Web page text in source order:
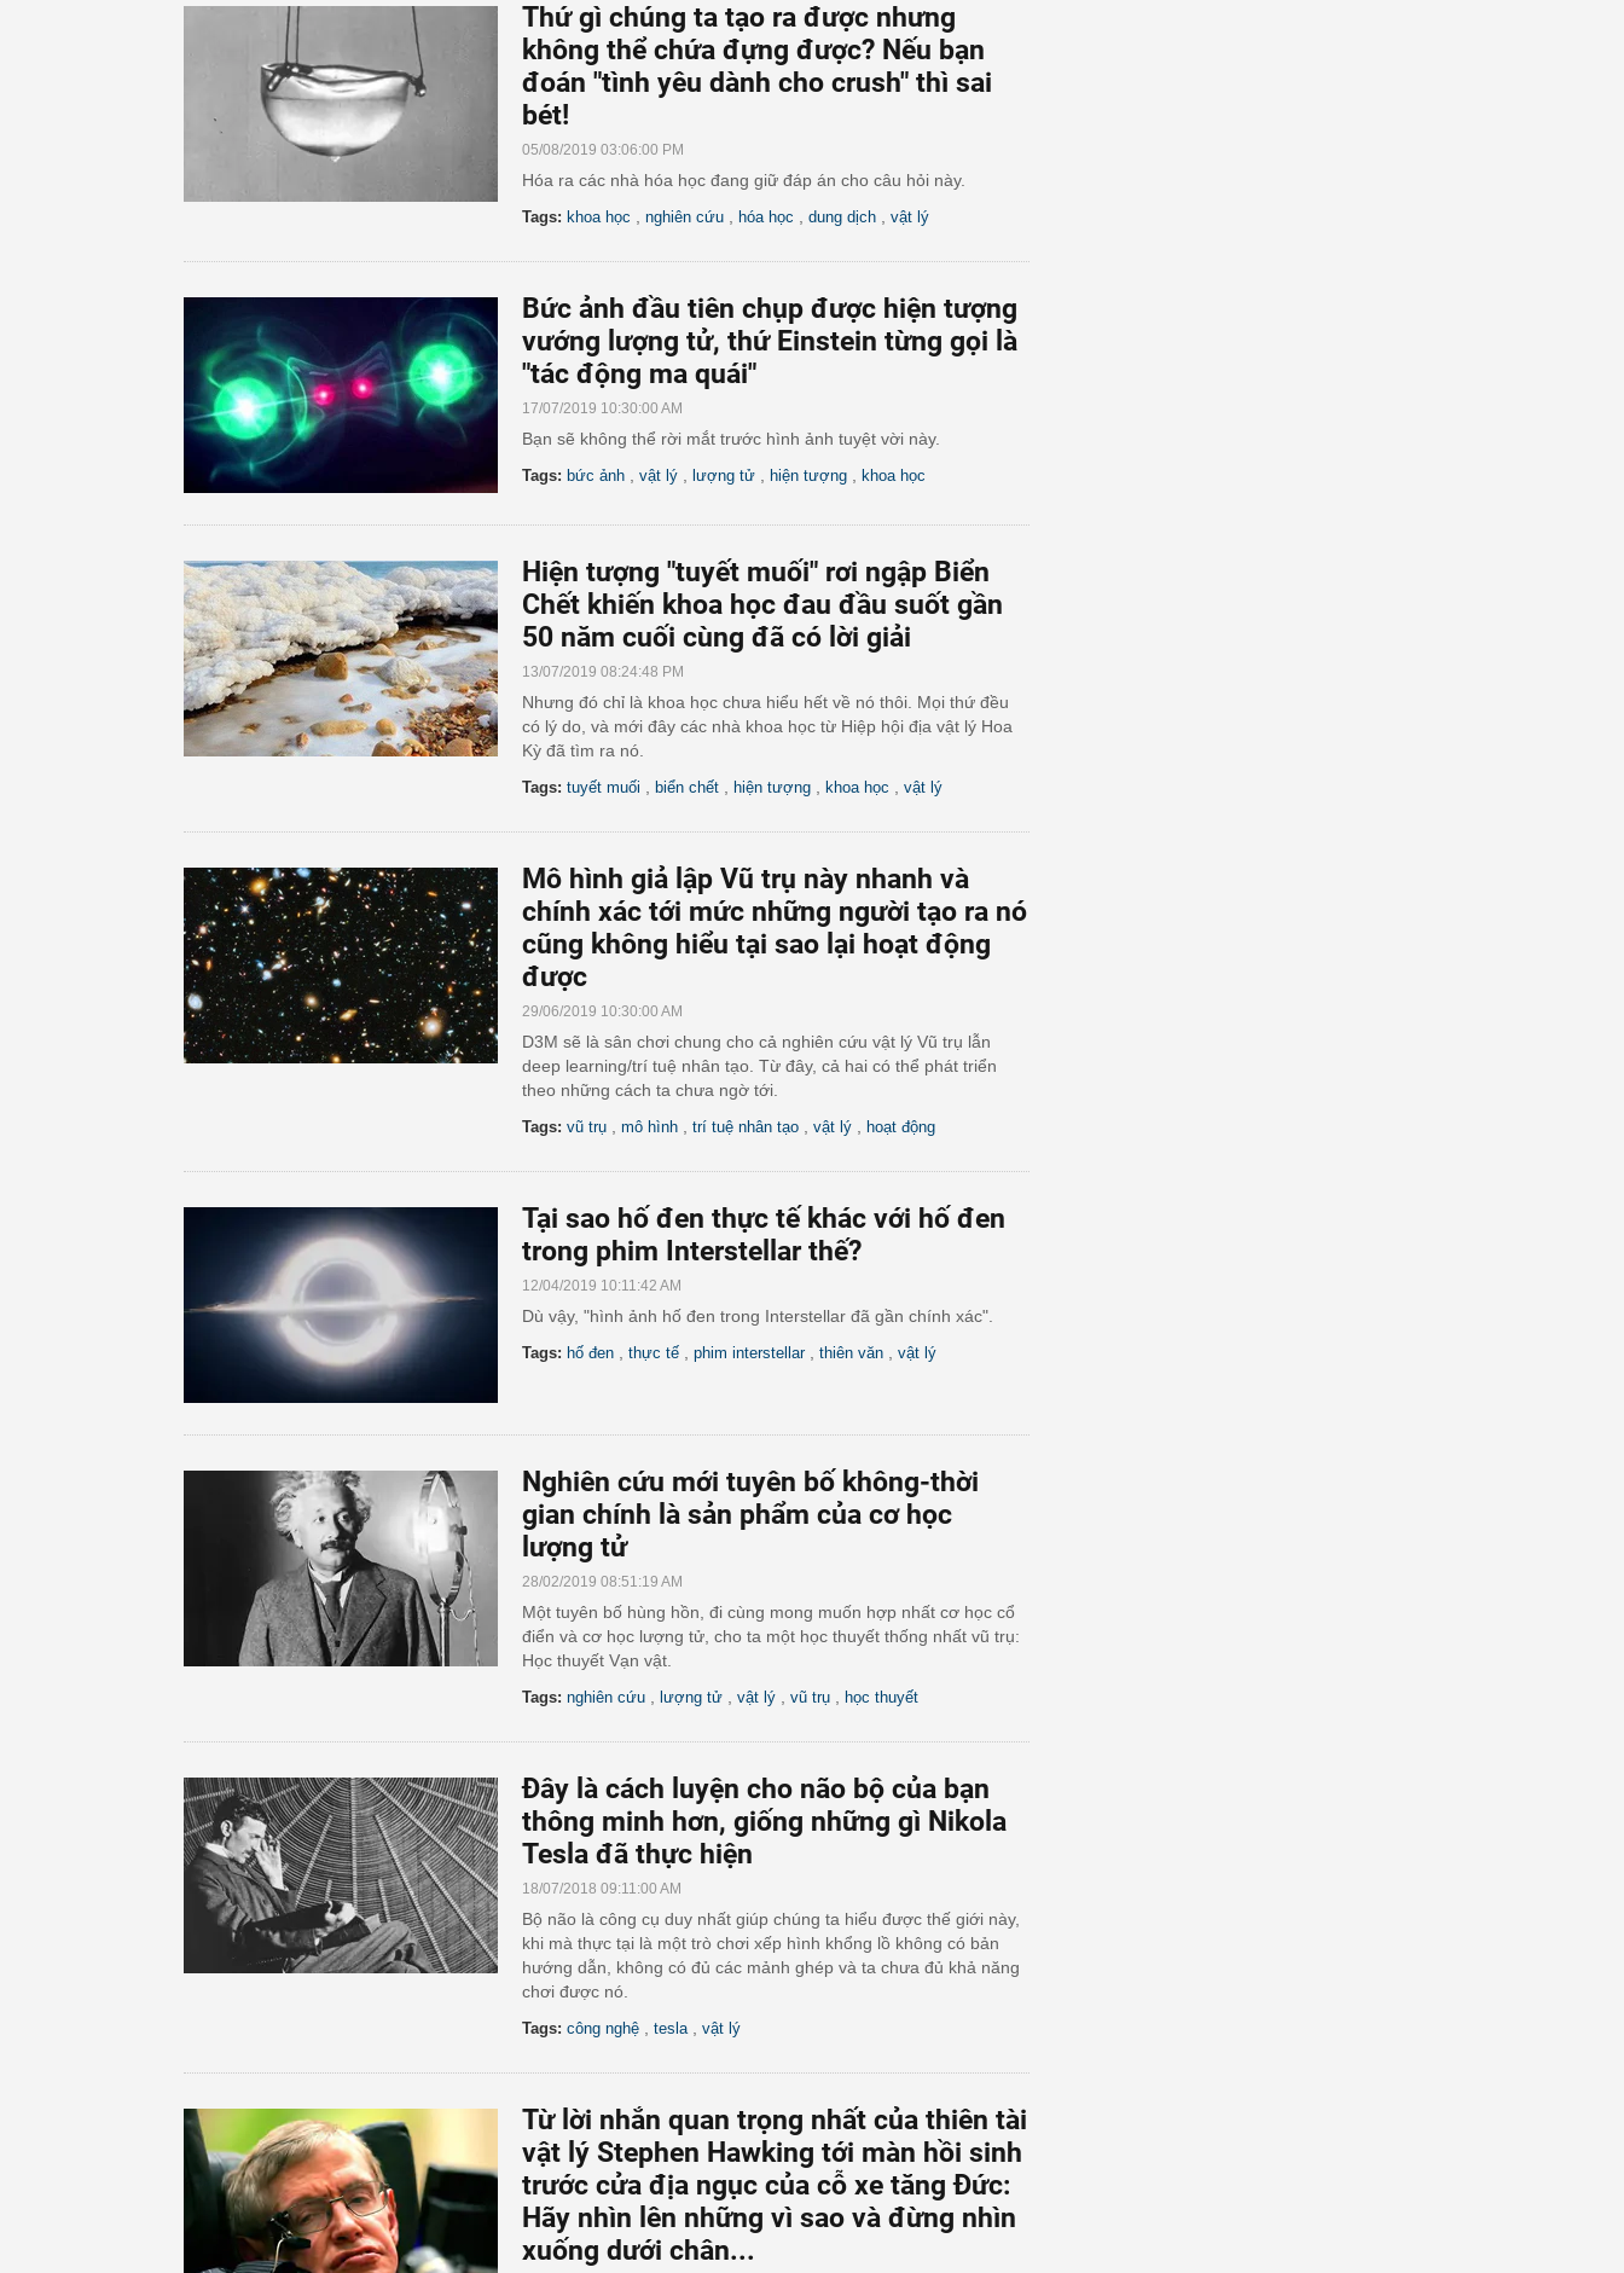
Thứ gì chúng ta tạo ra được nhưng
không thể chứa đựng được? Nếu bạn
đoán "tình yêu dành cho crush" thì sai
bét!
05/08/2019 03:06:00 PM
Hóa ra các nhà hóa học đang giữ đáp án cho câu hỏi này.
Tags: khoa học nghiên cứu hóa học dung dịch vật lý
Bức ảnh đầu tiên chụp được hiện tượng
vướng lượng tử, thứ Einstein từng gọi là
"tác động ma quái"
17/07/2019 10:30:00 AM
Bạn sẽ không thể rời mắt trước hình ảnh tuyệt vời này.
Tags: bức ảnh vật lý lượng tử hiện tượng khoa học
Hiện tượng "tuyết muối" rơi ngập Biển
Chết khiến khoa học đau đầu suốt gần
50 năm cuối cùng đã có lời giải
13/07/2019 08:24:48 PM
Nhưng đó chỉ là khoa học chưa hiểu hết về nó thôi. Mọi thứ đều
có lý do, và mới đây các nhà khoa học từ Hiệp hội địa vật lý Hoa
Kỳ đã tìm ra nó.
Tags: tuyết muối biển chết hiện tượng khoa học vật lý
Mô hình giả lập Vũ trụ này nhanh và
chính xác tới mức những người tạo ra nó
cũng không hiểu tại sao lại hoạt động
được
29/06/2019 10:30:00 AM
D3M sẽ là sân chơi chung cho cả nghiên cứu vật lý Vũ trụ lẫn
deep learning/trí tuệ nhân tạo. Từ đây, cả hai có thể phát triển
theo những cách ta chưa ngờ tới.
Tags: vũ trụ mô hình trí tuệ nhân tạo vật lý hoạt động
Tại sao hố đen thực tế khác với hố đen
trong phim Interstellar thế?
12/04/2019 10:11:42 AM
Dù vậy, "hình ảnh hố đen trong Interstellar đã gần chính xác".
Tags: hố đen thực tế phim interstellar, thiên văn vật lý
Nghiên cứu mới tuyên bố không-thời
gian chính là sản phẩm của cơ học
lượng tử
28/02/2019 08:51:19 AM
Một tuyên bố hùng hồn, đi cùng mong muốn hợp nhất cơ học cổ
điển và cơ học lượng tử, cho ta một học thuyết thống nhất vũ trụ:
Học thuyết Vạn vật.
Tags: nghiên cứu lượng tử vật lý vũ trụ học thuyết
Đây là cách luyện cho não bộ của bạn
thông minh hơn, giống những gì Nikola
Tesla đã thực hiện
18/07/2018 09:11:00 AM
Bộ não là công cụ duy nhất giúp chúng ta hiểu được thế giới này,
khi mà thực tại là một trò chơi xếp hình khổng lồ không có bản
hướng dẫn, không có đủ các mảnh ghép và ta chưa đủ khả năng
chơi được nó.
Tags: công nghệ tesla vật lý
Từ lời nhắn quan trọng nhất của thiên tài
vật lý Stephen Hawking tới màn hồi sinh
trước cửa địa ngục của cỗ xe tăng Đức:
Hãy nhìn lên những vì sao và đừng nhìn
xuống dưới chân...